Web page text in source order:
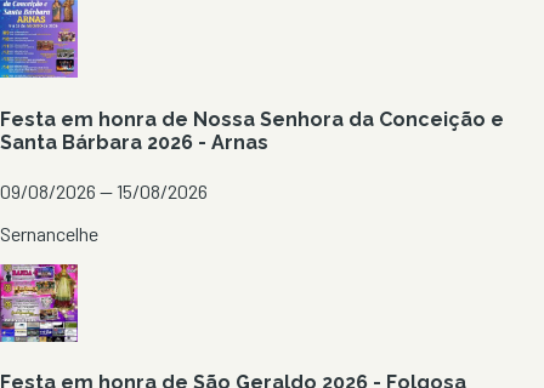
Festa em honra de Nossa Senhora da Conceição e
Santa Bárbara 2026 - Arnas
09/08/2026 — 15/08/2026
Sernancelhe
Festa em honra de São Geraldo 2026 - Folgosa